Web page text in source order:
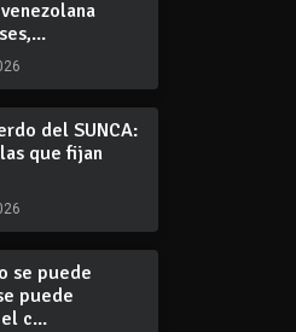
del SUNCA:
que fijan
se puede
puede
c...